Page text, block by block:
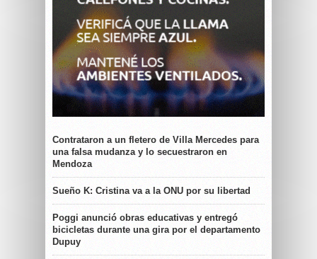
Contrataron a un fletero de Villa Mercedes para
una falsa mudanza y lo secuestraron en
Mendoza
Sueño K: Cristina va a la ONU por su libertad
Poggi anunció obras educativas y entregó
bicicletas durante una gira por el departamento
Dupuy